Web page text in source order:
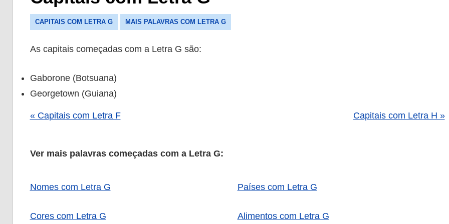
CAPITAIS COM LETRA G MAIS PALAVRAS COM LETRA G
As capitais começadas com a Letra G são:
Gaborone (Botsuana)
Georgetown (Guiana)
« Capitais com Letra F Capitais com Letra H »
Ver mais palavras começadas com a Letra G:
Nomes com Letra G
Cores com Letra G
Países com Letra G
Alimentos com Letra G